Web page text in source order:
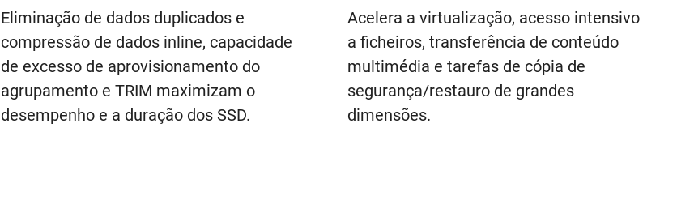
Eliminação de dados duplicados e
compressão de dados inline, capacidade
de excesso de aprovisionamento do
agrupamento e TRIM maximizam o
desempenho e a duração dos SSD.
Acelera a virtualização, acesso intensivo
a ficheiros, transferência de conteúdo
multimédia e tarefas de cópia de
segurança/restauro de grandes
dimensões.